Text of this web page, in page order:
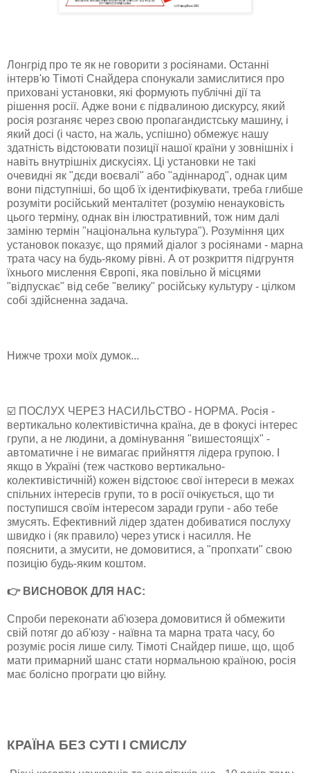
Лонгрід про те як не говорити з росіянами. Останні
інтерв'ю Тімоті Снайдера спонукали замислитися про
приховані установки, які формують публічні дії та
рішення росії. Адже вони є підвалиною дискурсу, який
росія розганяє через свою пропагандистську машину, і
який досі (і часто, на жаль, успішно) обмежує нашу
здатність відстоювати позиції нашої країни у зовнішніх і
навіть внутрішніх дискусіях. Ці установки не такі
очевидні як "дєди воєвалі" або "адіннарод", однак цим
вони підступніші, бо щоб їх ідентифікувати, треба глибше
розуміти російський менталітет (розумію ненауковість
цього терміну, однак він ілюстративний, тож ним далі
заміню термін "національна культура"). Розуміння цих
установок показує, що прямий діалог з росіянами - марна
трата часу на будь-якому рівні. А от розкриття підгрунтя
їхнього мислення Європі, яка повільно й місцями
"відпускає" від себе "велику" російську культуру - цілком
собі здійсненна задача.
Нижче трохи моїх думок...
☑️ ПОСЛУХ ЧЕРЕЗ НАСИЛЬСТВО - НОРМА. Росія -
вертикально колективістична країна, де в фокусі інтерес
групи, а не людини, а домінування "вишестоящіх" -
автоматичне і не вимагає прийняття лідера групою. І
якщо в Україні (теж частково вертикально-
колективістичній) кожен відстоює свої інтереси в межах
спільних інтересів групи, то в росії очікується, що ти
поступишся своїм інтересом заради групи - або тебе
змусять. Ефективний лідер здатен добиватися послуху
швидко і (як правило) через утиск і насилля. Не
пояснити, а змусити, не домовитися, а "пропхати" свою
позицію будь-яким коштом.
👉 ВИСНОВОК ДЛЯ НАС:
Спроби переконати аб'юзера домовитися й обмежити
свій потяг до аб'юзу - наївна та марна трата часу, бо
розуміє росія лише силу. Тімоті Снайдер пише, що, щоб
мати примарний шанс стати нормальною країною, росія
має болісно програти цю війну.
КРАЇНА БЕЗ СУТІ І СМИСЛУ